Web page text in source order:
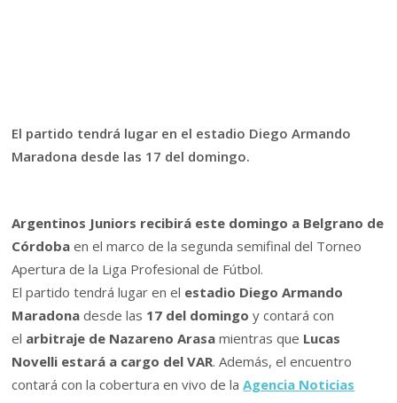
El partido tendrá lugar en el estadio Diego Armando
Maradona desde las 17 del domingo.
Argentinos Juniors recibirá este domingo a Belgrano de
Córdobaen el marco de la segunda semifinal del Torneo
Apertura de la Liga Profesional de Fútbol.
El partido tendrá lugar en el estadio Diego Armando
Maradona desde las 17 del domingoy contará con
el arbitraje de Nazareno Arasamientras que Lucas
Novelli estará a cargo del VAR. Además, el encuentro
contará con la cobertura en vivo de laAgencia Noticias